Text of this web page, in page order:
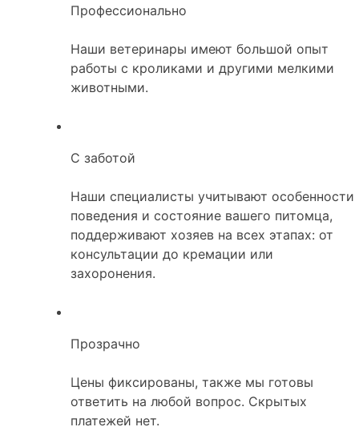
Профессионально
Наши ветеринары имеют большой опыт
работы с кроликами и другими мелкими
животными.
С заботой
Наши специалисты учитывают особенности
поведения и состояние вашего питомца,
поддерживают хозяев на всех этапах: от
консультации до кремации или
захоронения.
Прозрачно
Цены фиксированы, также мы готовы
ответить на любой вопрос. Скрытых
платежей нет.